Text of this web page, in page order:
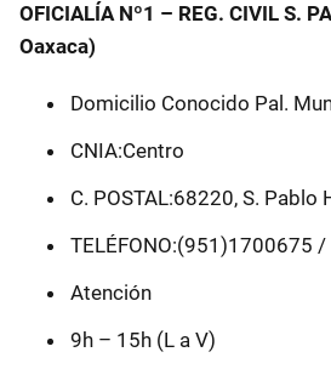
OFICIALÍA Nº1 – REG. CIVIL S.
Oaxaca)
Domicilio Conocido Pal.
CNIA:Centro
C. POSTAL:68220, S. Pablo
TELÉFONO:(951)1700675
Atención
9h – 15h (L a V)